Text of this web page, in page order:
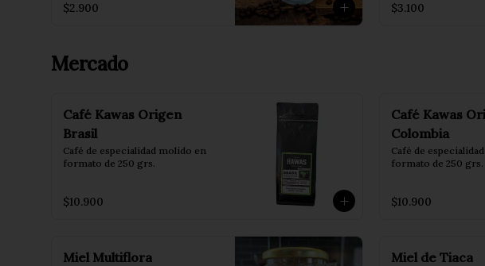
$2.900 $3.100
Mercado
Café Kawas Origen
Brasil
Café de especialidad molido en
formato de 250 grs.
$10.900
Café Kawas
Colombia
Café de
formato de 250 grs.
$10.900
Miel Multiflora Miel de Tiaca